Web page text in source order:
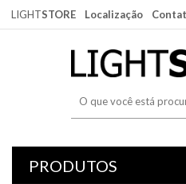
LIGHTSTORE Localização